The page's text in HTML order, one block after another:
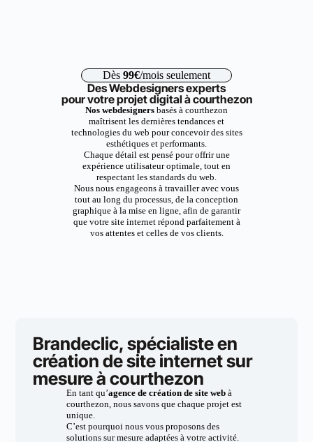
Dès 99€/mois seulement
Des Webdesigners experts
pour votre projet digital à courthezon
Nos webdesigners basés à courthezon
maîtrisent les dernières tendances et
technologies du web pour concevoir des sites
esthétiques et performants.
Chaque détail est pensé pour offrir une
expérience utilisateur optimale, tout en
respectant les standards du web.
Nous nous engageons à travailler avec vous
tout au long du processus, de la conception
graphique à la mise en ligne, afin de garantir
que votre site internet répond parfaitement à
vos attentes et celles de vos clients.
Brandeclic, spécialiste en
création de site internet sur
mesure à courthezon
En tant qu’agence de création de site webà
courthezon, nous savons que chaque projet est
unique.
C’est pourquoi nous vous proposons des
solutions sur mesure adaptées à votre activité.